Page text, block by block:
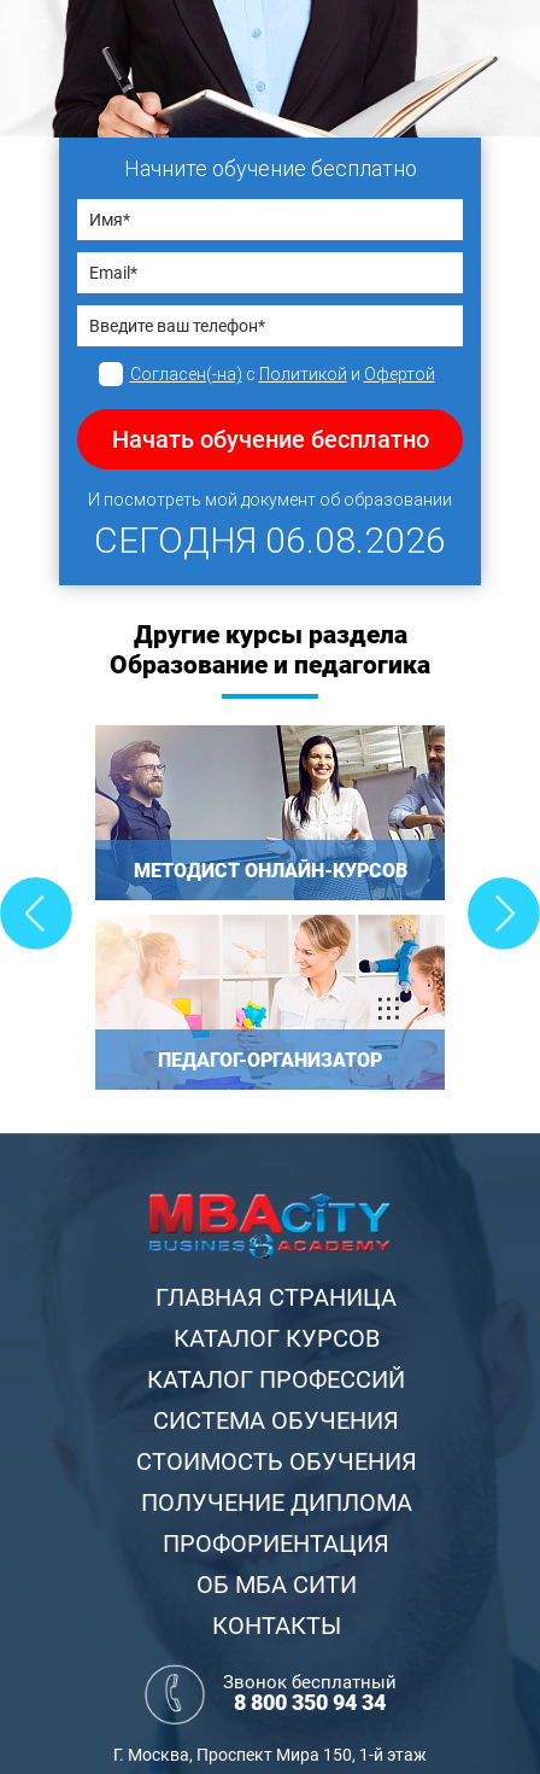
Начните обучение бесплатно
Согласен(-на) с Политикой и Офертой
Начать обучение бесплатно
И посмотреть мой документ об образовании
СЕГОДНЯ 06.08.2026
Другие курсы раздела
Образование и педагогика
МЕТОДИСТ ОНЛАЙН-КУРСОВ
ПЕДАГОГ-ОРГАНИЗАТОР
ГЛАВНАЯ СТРАНИЦА
КАТАЛОГ КУРСОВ
КАТАЛОГ ПРОФЕССИЙ
СИСТЕМА ОБУЧЕНИЯ
СТОИМОСТЬ ОБУЧЕНИЯ
ПОЛУЧЕНИЕ ДИПЛОМА
ПРОФОРИЕНТАЦИЯ
ОБ МБА СИТИ
КОНТАКТЫ
Звонок бесплатный
8 800 350 94 34
Г. Москва, Проспект Мира 150, 1-й этаж